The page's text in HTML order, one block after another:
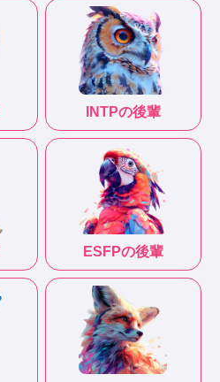
INTPの後輩
ESFPの後輩